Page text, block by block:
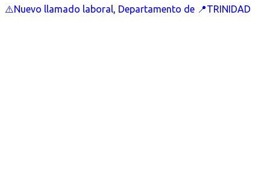
⚠️Nuevo llamado laboral, Departamento de 📍TRINIDAD